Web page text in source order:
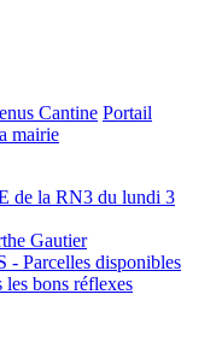
Cantine Portail
mairie
de la RN3 du lundi 3
Gautier
Parcelles disponibles
bons réflexes